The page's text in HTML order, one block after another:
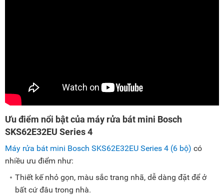
Ưu điểm nổi bật của máy rửa bát mini Bosch
SKS62E32EU Series 4
Máy rửa bát mini Bosch SKS62E32EU Series 4 (6 bộ) có
nhiều ưu điểm như:
Thiết kế nhỏ gọn, màu sắc trang nhã, dễ dàng đặt để ở
bất cứ đâu trong nhà.